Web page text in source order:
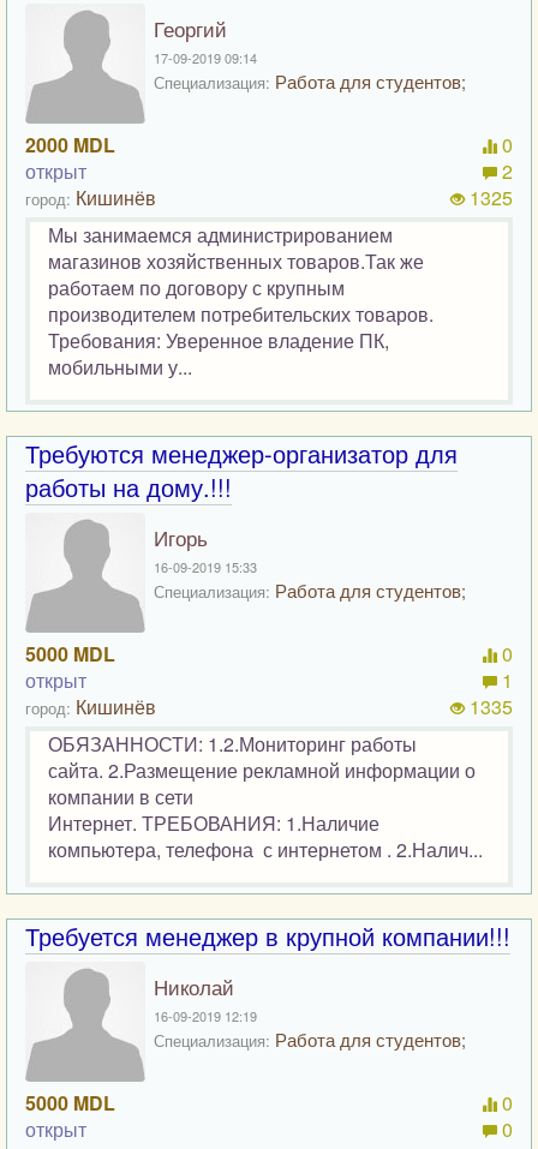
Георгий
17-09-2019 09:14
Специализация: Работа для студентов;
2000 MDL
открыт
город: Кишинёв
0
2
1325
Мы занимаемся администрированием
магазинов хозяйственных товаров.Так же
работаем по договору с крупным
производителем потребительских товаров.
Требования: Уверенное владение ПК,
мобильными у...
Требуются менеджер-организатор для
работы на дому.!!!
Игорь
16-09-2019 15:33
Специализация: Работа для студентов;
5000 MDL
открыт
город: Кишинёв
0
1
1335
ОБЯЗАННОСТИ: 1.2.Мониторинг работы
сайта. 2.Размещение рекламной информации о
компании в сети
Интернет. ТРЕБОВАНИЯ: 1.Наличие
компьютера, телефона с интернетом . 2.Налич...
Требуется менеджер в крупной компании!!!
Николай
16-09-2019 12:19
Специализация: Работа для студентов;
5000 MDL
открыт
0
0